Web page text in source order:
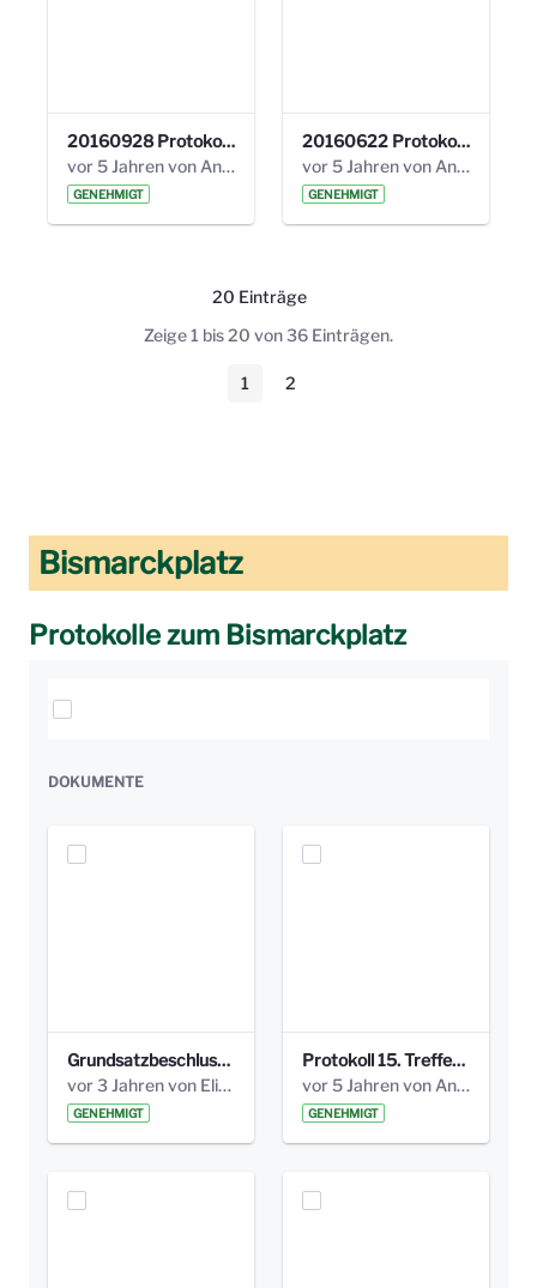
20160928 Protokoll 17. Steuerungskreis.pdf
vor 5 Jahren von Anni Schlumberger
GENEHMIGT
20160622 Protokoll 16. Steuerungskreis.pdf
vor 5 Jahren von Anni Schlumberger
GENEHMIGT
20 Einträge
Pro Seite
Zeige 1 bis 20 von 36 Einträgen.
Seite
1 Seite
2
Bismarckplatz
Protokolle zum Bismarckplatz
Elemente auswählen
DOKUMENTE
Grundsatzbeschluss Bismarckplatz_440_2021.pdf
vor 3 Jahren von Elisa Söll
GENEHMIGT
Protokoll 15. Treffen 20161006 AG Bismarckplatz.pdf
vor 5 Jahren von Anni Schlumberger
GENEHMIGT